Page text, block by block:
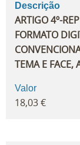
Descrição
ARTIGO 4º-
FORMATO
TEMA E FACE,
Valor
18,03 €